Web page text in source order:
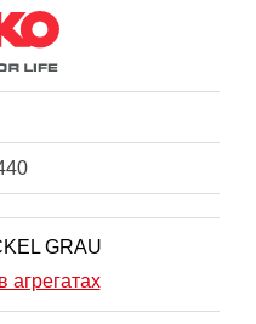
GRAU
агрегатах